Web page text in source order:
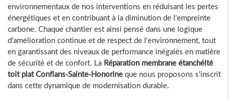
environnementaux de nos interventions en réduisant les pertes
énergétiques et en contribuant à la diminution de l'empreinte
carbone. Chaque chantier est ainsi pensé dans une logique
d'amélioration continue et de respect de l'environnement, tout
en garantissant des niveaux de performance inégalés en matière
de sécurité et de confort. La Réparation membrane étanchéité
toit plat Conflans-Sainte-Honorine que nous proposons s'inscrit
dans cette dynamique de modernisation durable.